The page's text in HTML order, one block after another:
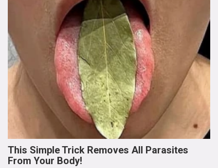
This Simple Trick Removes All Parasites
From Your Body!